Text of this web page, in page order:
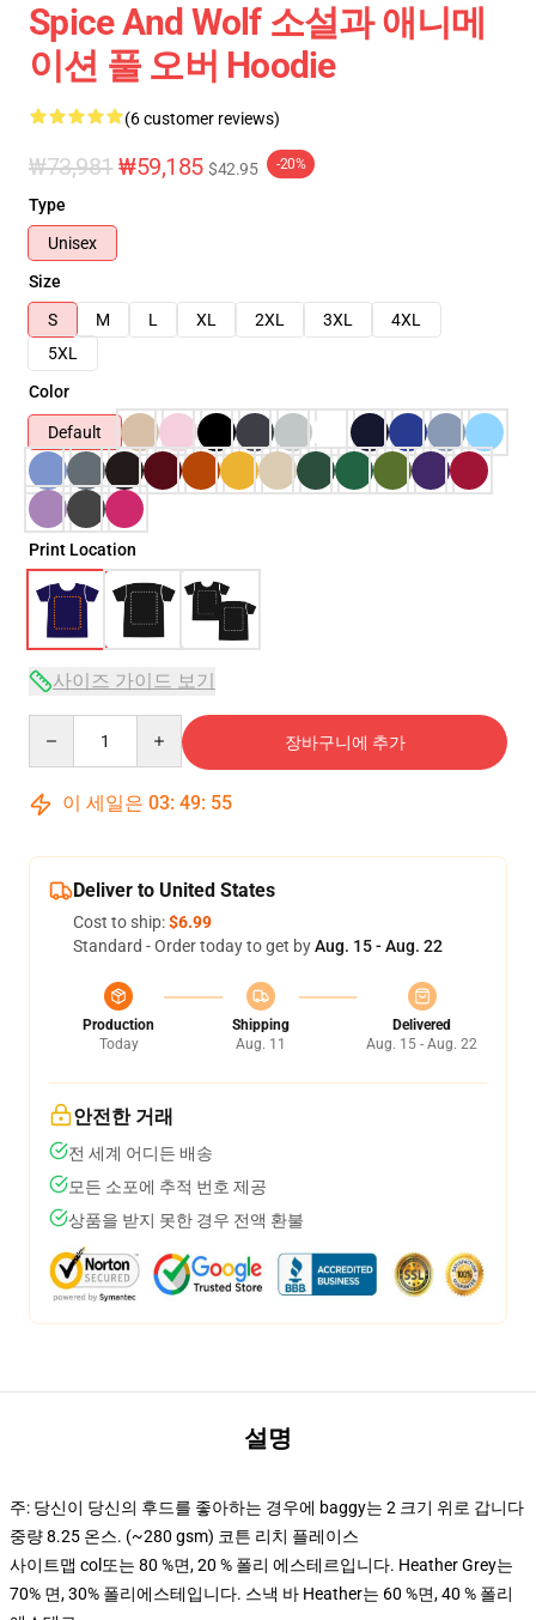
Spice And Wolf 소설과 애니메
이션 풀 오버 Hoodie
(6 customer reviews)
₩73,981 ₩59,185 $42.95 -20%
Type
Unisex
Size
S
M L XL 2XL 3XL
4XL
5XL
Color
Default
Print Location
사이즈 가이드 보기
장바구니에 추가
이 세일은 03: 49: 54
Deliver to United States
Cost to ship:$6.99
Standard - Order today to get byAug. 15 - Aug. 22
Production
Today
Shipping
Aug. 11
Delivered
Aug. 15 - Aug. 22
안전한 거래
전 세계 어디든 배송
모든 소포에 추적 번호 제공
상품을 받지 못한 경우 전액 환불
설명
주: 당신이 당신의 후드를 좋아하는 경우에 baggy는 2 크기 위로 갑니다
중량 8.25 온스. (~280 gsm) 코튼 리치 플레이스
사이트맵 col또는 80 %면, 20 % 폴리 에스테르입니다. Heather Grey는
70% 면, 30% 폴리에스테입니다. 스낵 바 Heather는 60 %면, 40 % 폴리